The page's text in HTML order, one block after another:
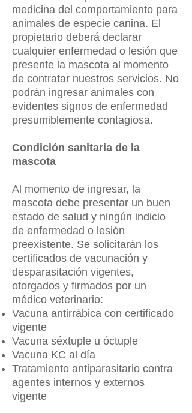
medicina del comportamiento para
animales de especie canina. El
propietario deberá declarar
cualquier enfermedad o lesión que
presente la mascota al momento
de contratar nuestros servicios. No
podrán ingresar animales con
evidentes signos de enfermedad
presumiblemente contagiosa.
Condición sanitaria de la
mascota
Al momento de ingresar, la
mascota debe presentar un buen
estado de salud y ningún indicio
de enfermedad o lesión
preexistente. Se solicitarán los
certificados de vacunación y
desparasitación vigentes,
otorgados y firmados por un
médico veterinario:
Vacuna antirrábica con certificado
vigente
Vacuna séxtuple u óctuple
Vacuna KC al día
Tratamiento antiparasitario contra
agentes internos y externos
vigente